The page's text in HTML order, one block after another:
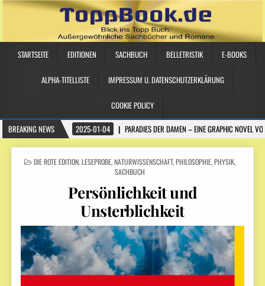
STARTSEITE EDITIONEN SACHBUCH BELLETRISTIK E-BOOKS
ALPHA-TITELLISTE IMPRESSUM U. DATENSCHUTZERKLÄRUNG
COOKIE POLICY
BREAKING NEWS
2025-01-04 PARADIES DER DAMEN – EINE GRAPHIC NOVEL
POSTED IN
DIE ROTE EDITION,LESEPROBE,NATURWISSENSCHAFT,PHILOSOPHIE,PHYSIK,
SACHBUCH
Persönlichkeit und
Unsterblichkeit